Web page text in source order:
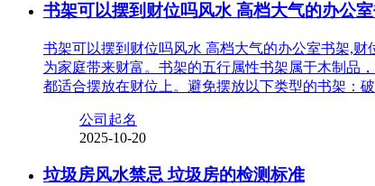
书架可以摆到财位吗风水 高档大气的办公
书架可以摆到财位吗风水 高档大气的办公室书架,
为家庭带来财富。书架的五行属性书架属于木制品
都适合摆放在财位上。避免摆放以下类型的书架：
公司起名
2025-10-20
垃圾房风水禁忌 垃圾房的检测标准